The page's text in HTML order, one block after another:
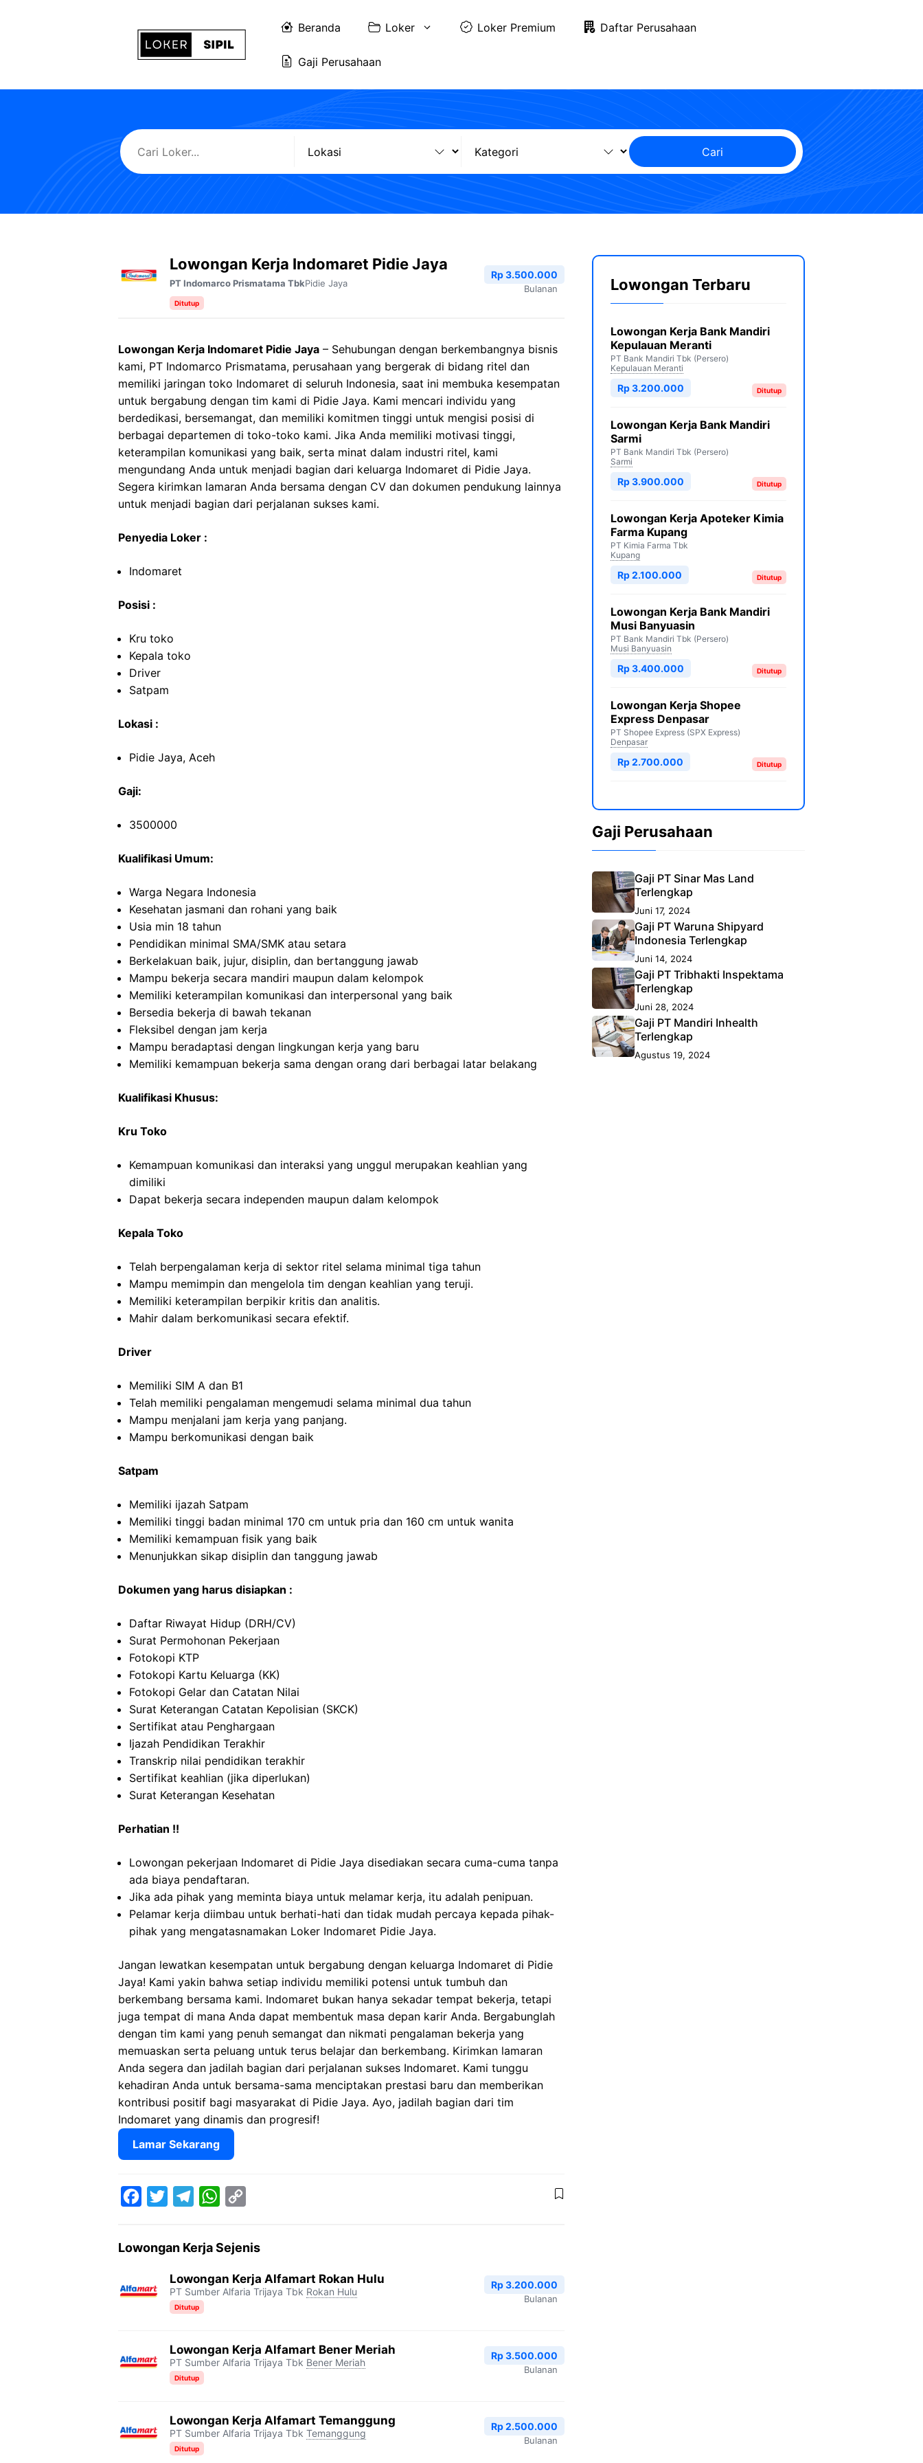
Beranda Loker Loker Premium Daftar Perusahaan
Gaji Perusahaan
Cari
Lowongan Kerja Indomaret Pidie Jaya
PT Indomarco Prismatama TbkPidie Jaya
Ditutup
Rp 3.500.000
Bulanan
Lowongan Kerja Indomaret Pidie Jaya – Sehubungan dengan berkembangnya bisnis
kami, PT Indomarco Prismatama, perusahaan yang bergerak di bidang ritel dan
memiliki jaringan toko Indomaret di seluruh Indonesia, saat ini membuka kesempatan
untuk bergabung dengan tim kami di Pidie Jaya. Kami mencari individu yang
berdedikasi, bersemangat, dan memiliki komitmen tinggi untuk mengisi posisi di
berbagai departemen di toko-toko kami. Jika Anda memiliki motivasi tinggi,
keterampilan komunikasi yang baik, serta minat dalam industri ritel, kami
mengundang Anda untuk menjadi bagian dari keluarga Indomaret di Pidie Jaya.
Segera kirimkan lamaran Anda bersama dengan CV dan dokumen pendukung lainnya
untuk menjadi bagian dari perjalanan sukses kami.
Penyedia Loker :
Indomaret
Posisi :
Kru toko
Kepala toko
Driver
Satpam
Lokasi :
Pidie Jaya, Aceh
Gaji:
3500000
Kualifikasi Umum:
Warga Negara Indonesia
Kesehatan jasmani dan rohani yang baik
Usia min 18 tahun
Pendidikan minimal SMA/SMK atau setara
Berkelakuan baik, jujur, disiplin, dan bertanggung jawab
Mampu bekerja secara mandiri maupun dalam kelompok
Memiliki keterampilan komunikasi dan interpersonal yang baik
Bersedia bekerja di bawah tekanan
Fleksibel dengan jam kerja
Mampu beradaptasi dengan lingkungan kerja yang baru
Memiliki kemampuan bekerja sama dengan orang dari berbagai latar belakang
Kualifikasi Khusus:
Kru Toko
Kemampuan komunikasi dan interaksi yang unggul merupakan keahlian yang
dimiliki
Dapat bekerja secara independen maupun dalam kelompok
Kepala Toko
Telah berpengalaman kerja di sektor ritel selama minimal tiga tahun
Mampu memimpin dan mengelola tim dengan keahlian yang teruji.
Memiliki keterampilan berpikir kritis dan analitis.
Mahir dalam berkomunikasi secara efektif.
Driver
Memiliki SIM A dan B1
Telah memiliki pengalaman mengemudi selama minimal dua tahun
Mampu menjalani jam kerja yang panjang.
Mampu berkomunikasi dengan baik
Satpam
Memiliki ijazah Satpam
Memiliki tinggi badan minimal 170 cm untuk pria dan 160 cm untuk wanita
Memiliki kemampuan fisik yang baik
Menunjukkan sikap disiplin dan tanggung jawab
Dokumen yang harus disiapkan :
Daftar Riwayat Hidup (DRH/CV)
Surat Permohonan Pekerjaan
Fotokopi KTP
Fotokopi Kartu Keluarga (KK)
Fotokopi Gelar dan Catatan Nilai
Surat Keterangan Catatan Kepolisian (SKCK)
Sertifikat atau Penghargaan
Ijazah Pendidikan Terakhir
Transkrip nilai pendidikan terakhir
Sertifikat keahlian (jika diperlukan)
Surat Keterangan Kesehatan
Perhatian !!
Lowongan pekerjaan Indomaret di Pidie Jaya disediakan secara cuma-cuma tanpa
ada biaya pendaftaran.
Jika ada pihak yang meminta biaya untuk melamar kerja, itu adalah penipuan.
Pelamar kerja diimbau untuk berhati-hati dan tidak mudah percaya kepada pihak-
pihak yang mengatasnamakan Loker Indomaret Pidie Jaya.
Jangan lewatkan kesempatan untuk bergabung dengan keluarga Indomaret di Pidie
Jaya! Kami yakin bahwa setiap individu memiliki potensi untuk tumbuh dan
berkembang bersama kami. Indomaret bukan hanya sekadar tempat bekerja, tetapi
juga tempat di mana Anda dapat membentuk masa depan karir Anda. Bergabunglah
dengan tim kami yang penuh semangat dan nikmati pengalaman bekerja yang
memuaskan serta peluang untuk terus belajar dan berkembang. Kirimkan lamaran
Anda segera dan jadilah bagian dari perjalanan sukses Indomaret. Kami tunggu
kehadiran Anda untuk bersama-sama menciptakan prestasi baru dan memberikan
kontribusi positif bagi masyarakat di Pidie Jaya. Ayo, jadilah bagian dari tim
Indomaret yang dinamis dan progresif!
Lamar Sekarang
b
k
t
e
g
m
a
t
s
p
p
y
L
k
Lowongan Kerja Sejenis
Lowongan Kerja Alfamart Rokan Hulu
PT Sumber Alfaria Trijaya Tbk Rokan Hulu
Ditutup
Rp 3.200.000
Bulanan
Lowongan Kerja Alfamart Bener Meriah
PT Sumber Alfaria Trijaya Tbk Bener Meriah
Ditutup
Rp 3.500.000
Bulanan
Lowongan Kerja Alfamart Temanggung
PT Sumber Alfaria Trijaya Tbk Temanggung
Ditutup
Rp 2.500.000
Bulanan
Lowongan Terbaru
Lowongan Kerja Bank Mandiri
Kepulauan Meranti
PT Bank Mandiri Tbk (Persero)
Kepulauan Meranti
Ditutup
Rp 3.200.000
Lowongan Kerja Bank Mandiri
Sarmi
PT Bank Mandiri Tbk (Persero)
Sarmi
Ditutup
Rp 3.900.000
Lowongan Kerja Apoteker Kimia
Farma Kupang
PT Kimia Farma Tbk
Kupang
Ditutup
Rp 2.100.000
Lowongan Kerja Bank Mandiri
Musi Banyuasin
PT Bank Mandiri Tbk (Persero)
Musi Banyuasin
Ditutup
Rp 3.400.000
Lowongan Kerja Shopee
Express Denpasar
PT Shopee Express (SPX Express)
Denpasar
Ditutup
Rp 2.700.000
Gaji Perusahaan
Gaji PT Sinar Mas Land
Terlengkap
Juni 17, 2024
Gaji PT Waruna Shipyard
Indonesia Terlengkap
Juni 14, 2024
Gaji PT Tribhakti Inspektama
Terlengkap
Juni 28, 2024
Gaji PT Mandiri Inhealth
Terlengkap
Agustus 19, 2024